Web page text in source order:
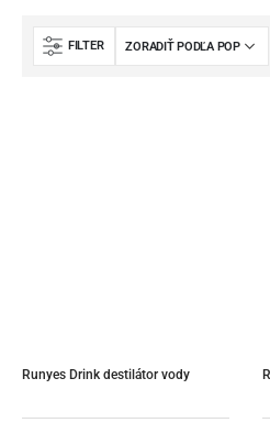
FILTER
Runyes Drink destilátor vody